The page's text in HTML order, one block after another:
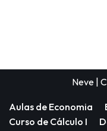
Neve|
Aulas de Economia
Curso de Cálculo I